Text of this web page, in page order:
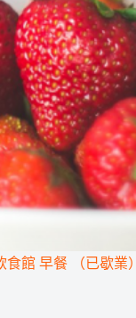
館 早餐 （已歇業）